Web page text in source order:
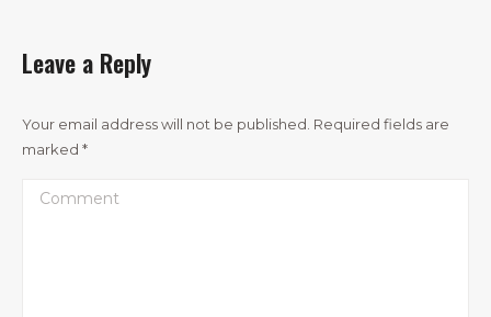
Leave a Reply
Your email address will not be published. Required fields are
marked *
Comment